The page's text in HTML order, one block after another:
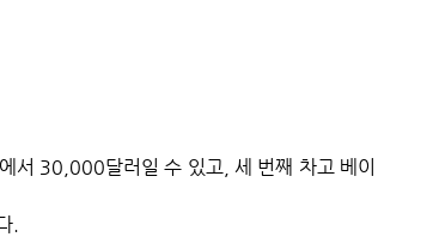
서 30,000달러일 수 있고, 세 번째 차고 베이
.